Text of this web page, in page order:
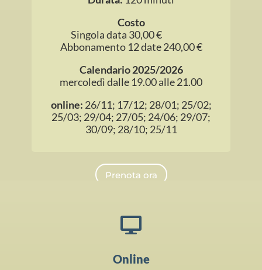
Costo
Singola data 30,00 €
Abbonamento 12 date 240,00 €
Calendario 2025/2026
mercoledì dalle 19.00 alle 21.00
online: 26/11; 17/12; 28/01; 25/02;
25/03; 29/04; 27/05; 24/06; 29/07;
30/09; 28/10; 25/11
Prenota ora

Online